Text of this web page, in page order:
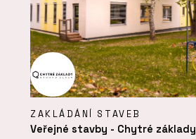
ZAKLÁDÁNÍ STAVEB
Veřejné stavby - Chytré základy